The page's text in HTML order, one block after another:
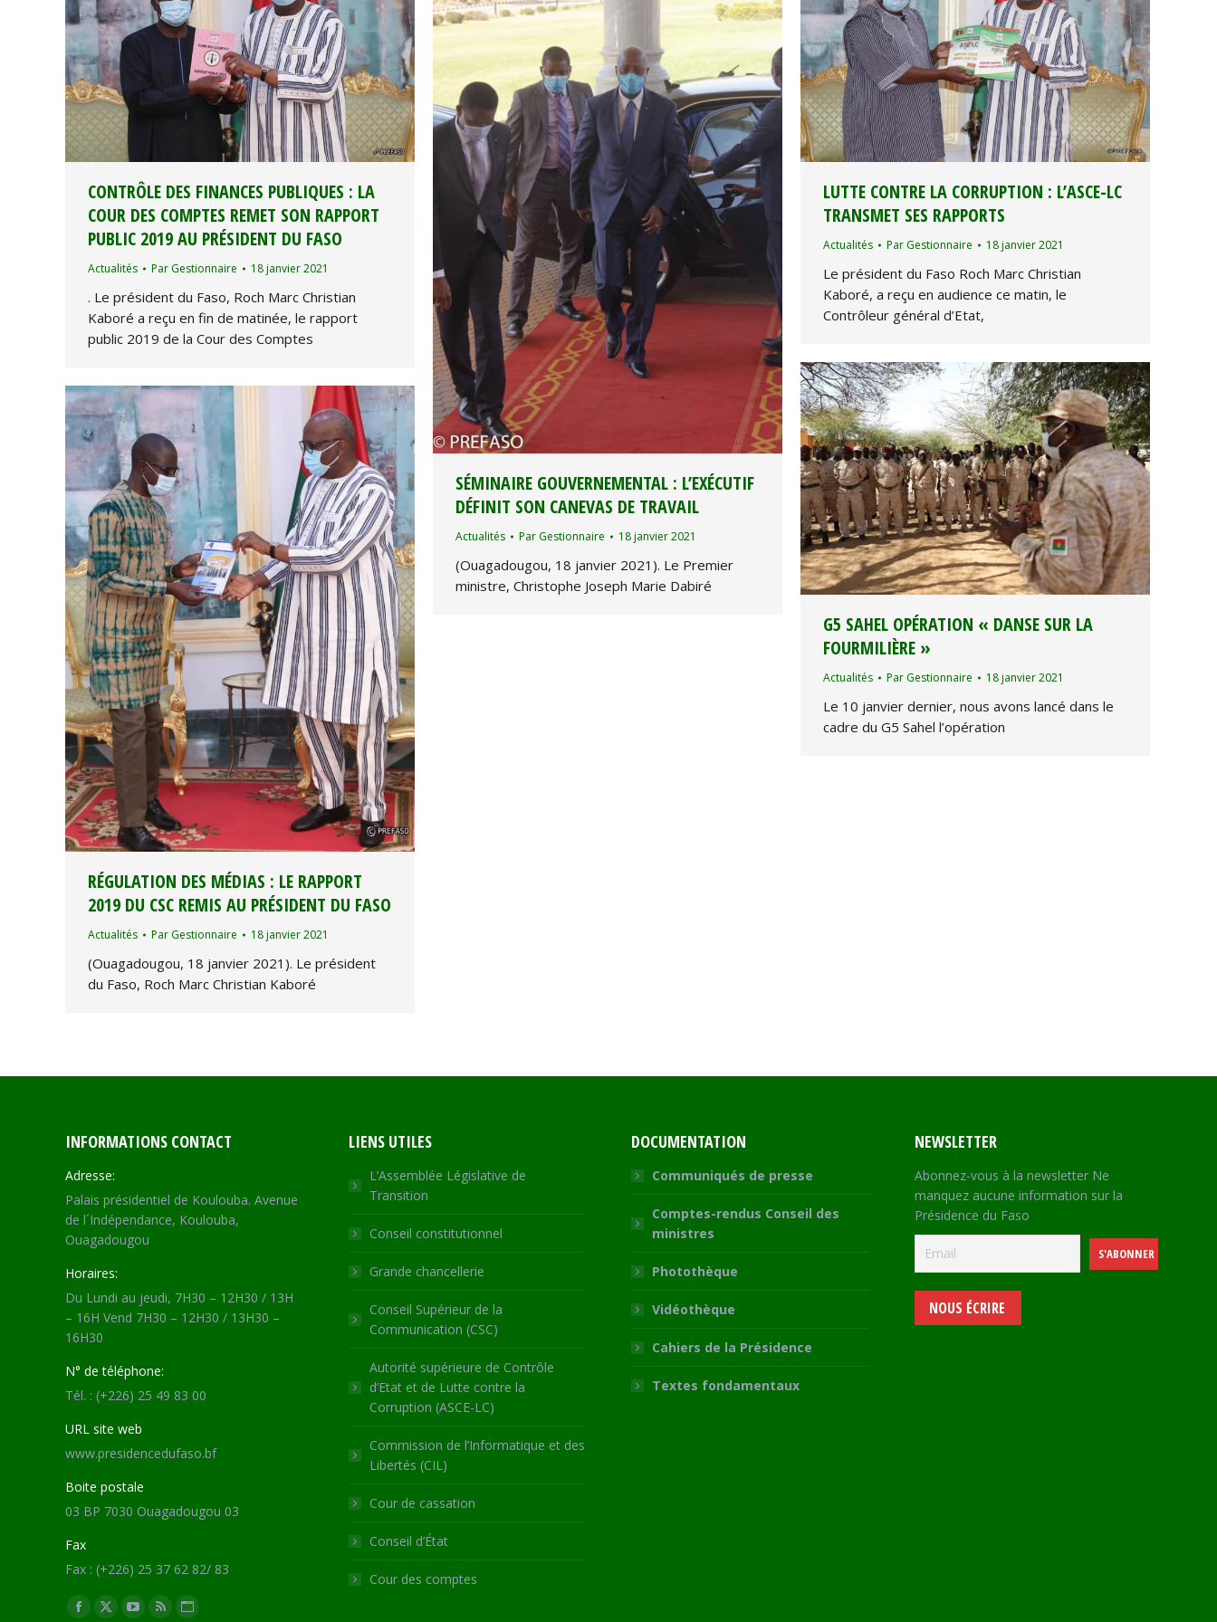
CONTRÔLE DES FINANCES PUBLIQUES : LA
COUR DES COMPTES REMET SON RAPPORT
PUBLIC 2019 AU PRÉSIDENT DU FASO
Actualités Par Gestionnaire 18 janvier 2021
. Le président du Faso, Roch Marc Christian
Kaboré a reçu en fin de matinée, le rapport
public 2019 de la Cour des Comptes
SÉMINAIRE GOUVERNEMENTAL : L’EXÉCUTIF
DÉFINIT SON CANEVAS DE TRAVAIL
Actualités Par Gestionnaire 18 janvier 2021
(Ouagadougou, 18 janvier 2021). Le Premier
ministre, Christophe Joseph Marie Dabiré
LUTTE CONTRE LA CORRUPTION : L’ASCE-LC
TRANSMET SES RAPPORTS
Actualités Par Gestionnaire 18 janvier 2021
Le président du Faso Roch Marc Christian
Kaboré, a reçu en audience ce matin, le
Contrôleur général d’Etat,
G5 SAHEL OPÉRATION « DANSE SUR LA
FOURMILIÈRE »
Actualités Par Gestionnaire 18 janvier 2021
Le 10 janvier dernier, nous avons lancé dans le
cadre du G5 Sahel l’opération
RÉGULATION DES MÉDIAS : LE RAPPORT
2019 DU CSC REMIS AU PRÉSIDENT DU FASO
Actualités Par Gestionnaire 18 janvier 2021
(Ouagadougou, 18 janvier 2021). Le président
du Faso, Roch Marc Christian Kaboré
INFORMATIONS CONTACT
Adresse:
Palais présidentiel de Koulouba. Avenue
de l´Indépendance, Koulouba,
Ouagadougou
Horaires:
Du Lundi au jeudi, 7H30 – 12H30 / 13H
– 16H Vend 7H30 – 12H30 / 13H30 –
16H30
N° de téléphone:
Tél. : (+226) 25 49 83 00
URL site web
www.presidencedufaso.bf
Boite postale
03 BP 7030 Ouagadougou 03
Fax
Fax : (+226) 25 37 62 82/ 83
Trouvez nous sur :
Facebook
X YouTube
RSS Site
LIENS UTILES
L’Assemblée Législative de
Transition
Conseil constitutionnel
Grande chancellerie
Conseil Supérieur de la
Communication (CSC)
Autorité supérieure de Contrôle
d’Etat et de Lutte contre la
Corruption (ASCE-LC)
Commission de l’Informatique et des
Libertés (CIL)
Cour de cassation
Conseil d’État
Cour des comptes
DOCUMENTATION
Communiqués de presse
Comptes-rendus Conseil des
ministres
Photothèque
Vidéothèque
Cahiers de la Présidence
Textes fondamentaux
NEWSLETTER
Abonnez-vous à la newsletter Ne
manquez aucune information sur la
Présidence du Faso
NOUS ÉCRIRE